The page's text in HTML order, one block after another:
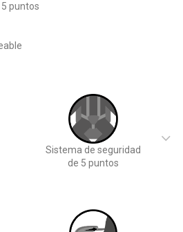
puntos
Sistema de seguridad
de 5 puntos